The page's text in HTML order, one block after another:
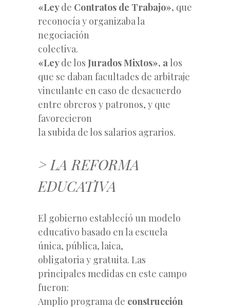
«Leyde Contratos de Trabajo», que
reconocía y organizaba la
negociación
colectiva.
«Leyde los Jurados Mixtos», a los
que se daban facultades de arbitraje
vinculante en caso de desacuerdo
entre obreros y patronos, y que
favorecieron
la subida de los salarios agrarios.
> LA REFORMA
EDUCATIVA
El gobierno establecíó un modelo
educativo basado en la escuela
única, pública, laica,
obligatoria y gratuita. Las
principales medidas en este campo
fueron:
Amplio programa de construcción